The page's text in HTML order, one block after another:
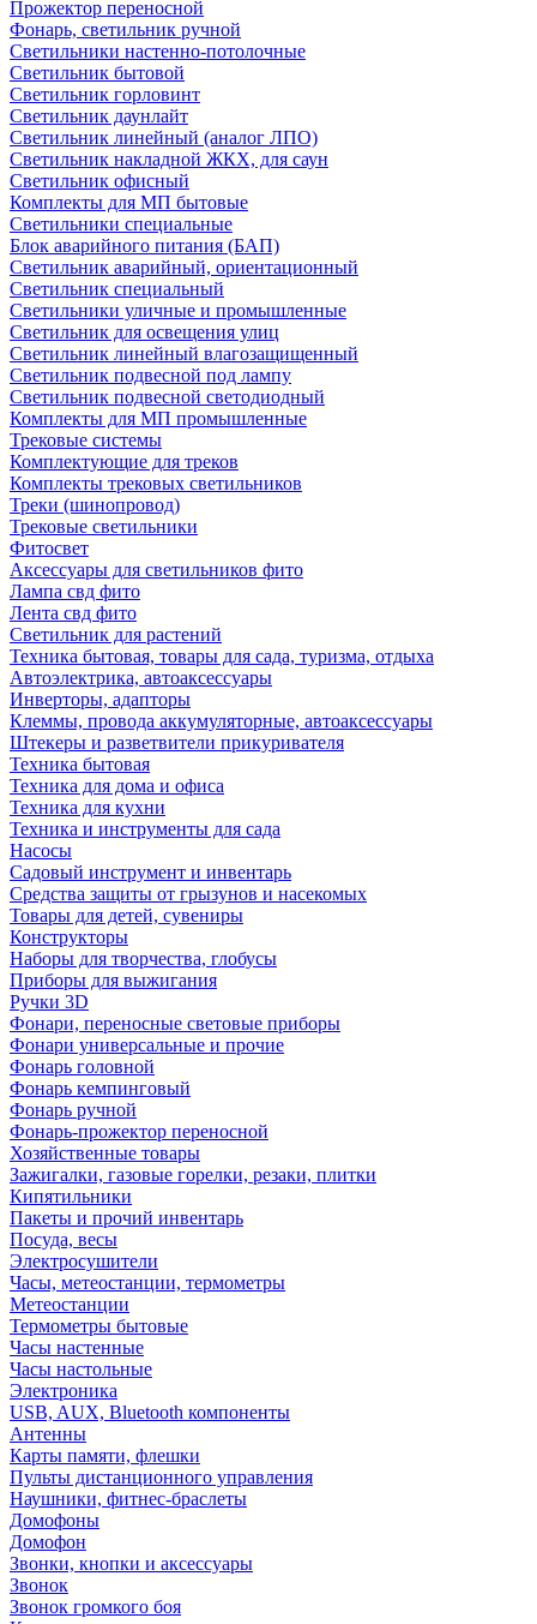
Прожектор переносной
Фонарь, светильник ручной
Светильники настенно-потолочные
Светильник бытовой
Светильник горловинт
Светильник даунлайт
Светильник линейный (аналог ЛПО)
Светильник накладной ЖКХ, для саун
Светильник офисный
Комплекты для МП бытовые
Светильники специальные
Блок аварийного питания (БАП)
Светильник аварийный, ориентационный
Светильник специальный
Светильники уличные и промышленные
Светильник для освещения улиц
Светильник линейный влагозащищенный
Светильник подвесной под лампу
Светильник подвесной светодиодный
Комплекты для МП промышленные
Трековые системы
Комплектующие для треков
Комплекты трековых светильников
Треки (шинопровод)
Трековые светильники
Фитосвет
Аксессуары для светильников фито
Лампа свд фито
Лента свд фито
Светильник для растений
Техника бытовая, товары для сада, туризма, отдыха
Автоэлектрика, автоаксессуары
Инверторы, адапторы
Клеммы, провода аккумуляторные, автоаксессуары
Штекеры и разветвители прикуривателя
Техника бытовая
Техника для дома и офиса
Техника для кухни
Техника и инструменты для сада
Насосы
Садовый инструмент и инвентарь
Средства защиты от грызунов и насекомых
Товары для детей, сувениры
Конструкторы
Наборы для творчества, глобусы
Приборы для выжигания
Ручки 3D
Фонари, переносные световые приборы
Фонари универсальные и прочие
Фонарь головной
Фонарь кемпинговый
Фонарь ручной
Фонарь-прожектор переносной
Хозяйственные товары
Зажигалки, газовые горелки, резаки, плитки
Кипятильники
Пакеты и прочий инвентарь
Посуда, весы
Электросушители
Часы, метеостанции, термометры
Метеостанции
Термометры бытовые
Часы настенные
Часы настольные
Электроника
USB, AUX, Bluetooth компоненты
Антенны
Карты памяти, флешки
Пульты дистанционного управления
Наушники, фитнес-браслеты
Домофоны
Домофон
Звонки, кнопки и аксессуары
Звонок
Звонок громкого боя